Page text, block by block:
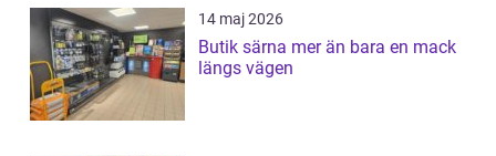
14 maj 2026
Butik särna mer än bara en mack
längs vägen